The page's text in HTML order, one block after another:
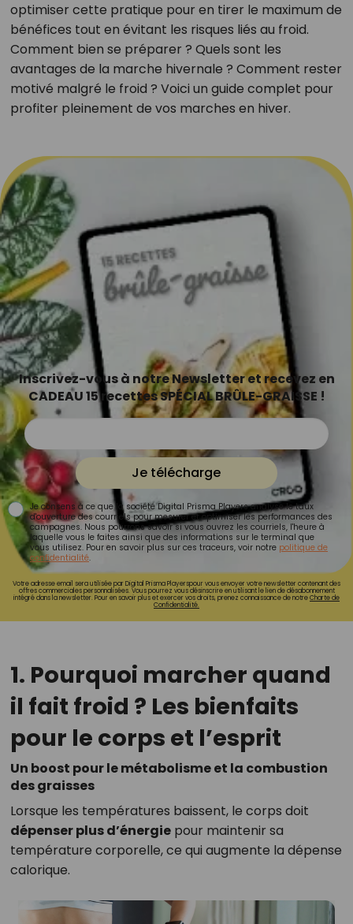
optimiser cette pratique pour en tirer le maximum de
bénéfices tout en évitant les risques liés au froid.
Comment bien se préparer ? Quels sont les
avantages de la marche hivernale ? Comment rester
motivé malgré le froid ? Voici un guide complet pour
profiter pleinement de vos marches en hiver.
Inscrivez-vous à notre Newsletter et recevez en
CADEAU 15 recettes SPÉCIAL BRÛLE-GRAISSE !
Je télécharge
Je consens à ce que la société Digital Prisma Players analyse le taux
d'ouverture des courriels pour mesurer et optimiser les performances des
campagnes. Nous pourrons savoir si vous ouvrez les courriels, l'heure à
laquelle vous le faites ainsi que des informations sur le terminal que
vous utilisez. Pour en savoir plus sur ces traceurs, voir notre politique de
confidentialité.
Votre adresse email sera utilisée par Digital Prisma Playerspour vous envoyer votre newsletter contenant des
offres commerciales personnalisées. Vous pourrez vous désinscrire en utilisant le lien de désabonnement
intégré dans la newsletter. Pour en savoir plus et exercer vos droits, prenez connaissance de notreCharte de
Confidentialité.
1. Pourquoi marcher quand
il fait froid ? Les bienfaits
pour le corps et l’esprit
Un boost pour le métabolisme et la combustion
des graisses
Lorsque les températures baissent, le corps doit
dépenser plus d’énergiepour maintenir sa
température corporelle, ce qui augmente la dépense
calorique.